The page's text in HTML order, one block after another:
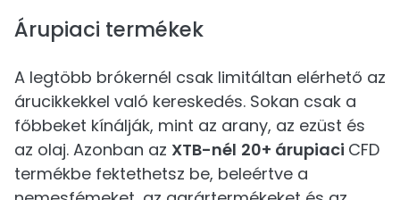
Árupiaci termékek
A legtöbb brókernél csak limitáltan elérhető az
árucikkekkel való kereskedés. Sokan csak a
főbbeket kínálják, mint az arany, az ezüst és
az olaj. Azonban az XTB-nél 20+ árupiaci CFD
termékbe fektethetsz be, beleértve a